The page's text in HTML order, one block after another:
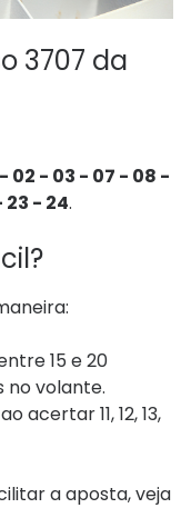
3707 da
- 02 - 03 - 07 - 08 -
23 - 24.
15 e 20
no volante.
acertar 11, 12, 13,
a aposta, veja